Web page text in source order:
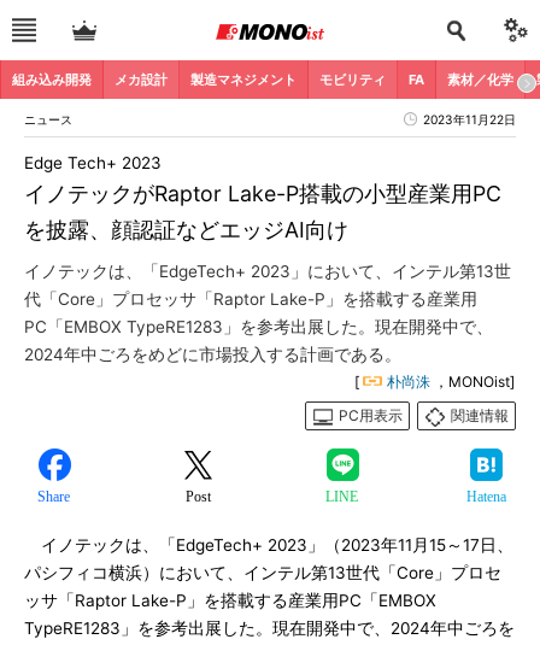
組み込み開発 メカ設計 製造マネジメント モビリティ FA 素材／化学
ニュース 2023年11月22日
イノテックがRaptor Lake-P搭載の小型産業用PC
を披露、顔認証などエッジAI向け
Edge Tech+ 2023
イノテックは、「EdgeTech+ 2023」において、インテル第13世
代「Core」プロセッサ「Raptor Lake-P」を搭載する産業用
PC「EMBOX TypeRE1283」を参考出展した。現在開発中で、
2024年中ごろをめどに市場投入する計画である。
[ 朴尚洙 ，MONOist]
PC用表示
関連情報
Share Post LINE Hatena
イノテックは、「EdgeTech+ 2023」（2023年11月15～17日、
パシフィコ横浜）において、インテル第13世代「Core」プロセ
ッサ「Raptor Lake-P」を搭載する産業用PC「EMBOX
TypeRE1283」を参考出展した。現在開発中で、2024年中ごろを